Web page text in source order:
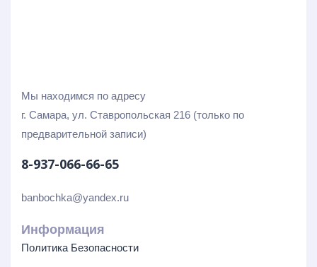
Мы находимся по адресу
г. Самара, ул. Ставропольская 216 (только по
предварительной записи)
8-937-066-66-65
banbochka@yandex.ru
Информация
Политика Безопасности